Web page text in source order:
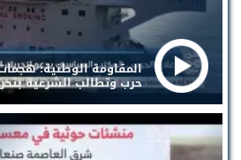
المقاومة الوطنية:
حرب وتطالب الشرعية